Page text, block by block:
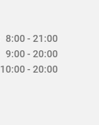
8:00 - 21:00
9:00 - 20:00
10:00 - 20:00